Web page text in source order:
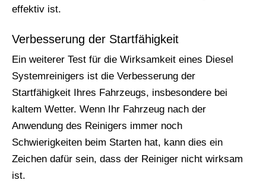
effektiv ist.
Verbesserung der Startfähigkeit
Ein weiterer Test für die Wirksamkeit eines Diesel
Systemreinigers ist die Verbesserung der
Startfähigkeit Ihres Fahrzeugs, insbesondere bei
kaltem Wetter. Wenn Ihr Fahrzeug nach der
Anwendung des Reinigers immer noch
Schwierigkeiten beim Starten hat, kann dies ein
Zeichen dafür sein, dass der Reiniger nicht wirksam
ist.